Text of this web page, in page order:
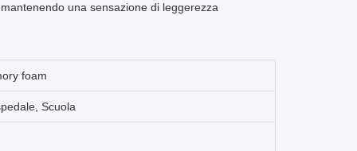
una sensazione di leggerezza
foam
Scuola